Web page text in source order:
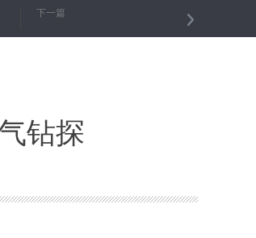
关党的建设工作会议重要讲话 泰国国王批
下一篇
钻探